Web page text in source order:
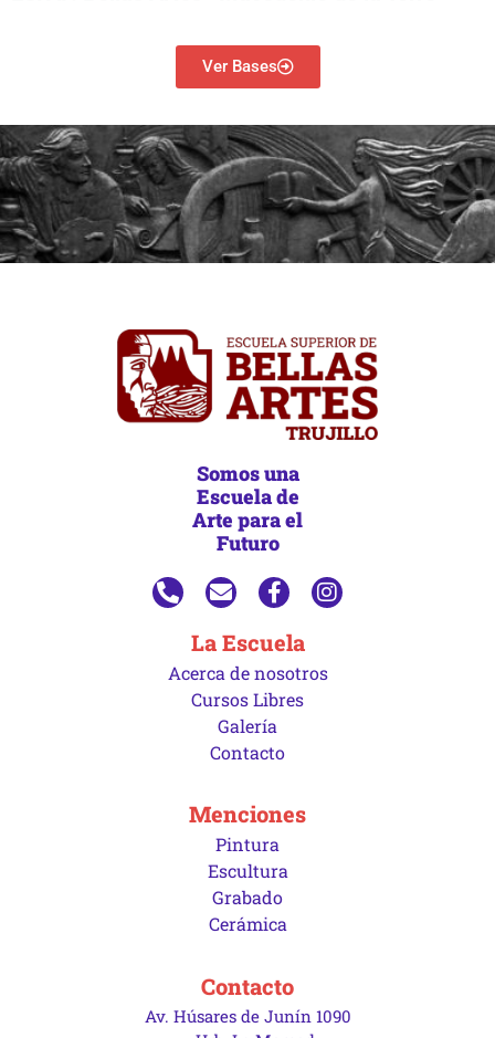
Ver Bases
Somos una
Escuela de
Arte para el
Futuro
La Escuela
Acerca de nosotros
Cursos Libres
Galería
Contacto
Menciones
Pintura
Escultura
Grabado
Cerámica
Contacto
Av. Húsares de Junín 1090